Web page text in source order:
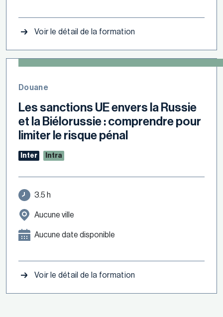
Voir le détail de la formation
Douane
Les sanctions UE envers la Russie
et la Biélorussie : comprendre pour
limiter le risque pénal
Inter Intra
3.5 h
Aucune ville
Aucune date disponible
Voir le détail de la formation